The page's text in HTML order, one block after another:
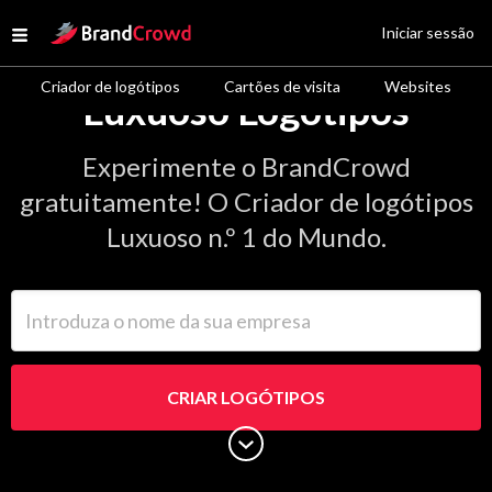
Open menu
Site Logo
Criador de logótipos Cartões de visita Websites
Iniciar sessão
Luxuoso Logótipos
Experimente o BrandCrowd
gratuitamente! O Criador de logótipos
Luxuoso n.º 1 do Mundo.
CRIAR LOGÓTIPOS